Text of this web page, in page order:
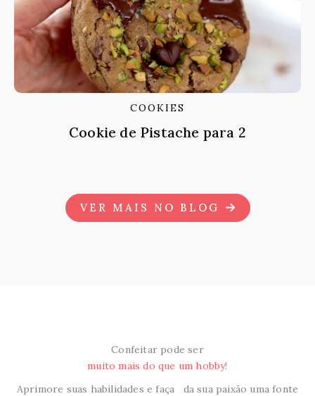
COOKIES
Cookie de Pistache para 2
VER MAIS NO BLOG
Confeitar pode ser
muito mais do que um hobby!
Aprimore suas habilidades e faça da sua paixão uma fonte